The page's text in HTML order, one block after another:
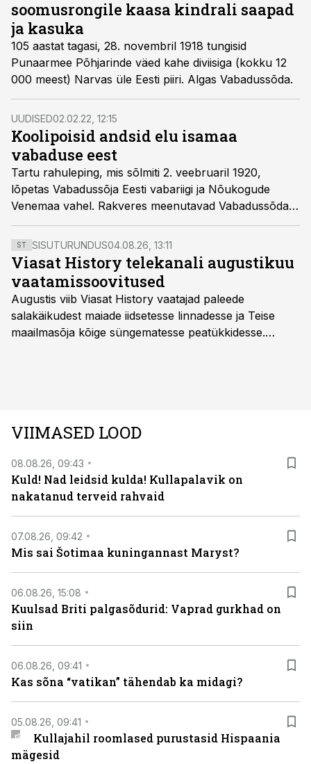
soomusrongile kaasa kindrali saapad
ja kasuka
105 aastat tagasi, 28. novembril 1918 tungisid
Punaarmee Põhjarinde väed kahe diviisiga (kokku 12
000 meest) Narvas üle Eesti piiri. Algas Vabadussõda.
UUDISED02.02.22, 12:15
Koolipoisid andsid elu isamaa
vabaduse eest
Tartu rahuleping, mis sõlmiti 2. veebruaril 1920,
lõpetas Vabadussõja Eesti vabariigi ja Nõukogude
Venemaa vahel. Rakveres meenutavad Vabadussõda
Amandus Adamsoni loodud mälestussammas (õigemini
küll selle koopia) Ausambamäel ja pisut vähem tuntud
mälestustahvel sõjas langenud koolipoistele Rakvere
gümnaasiumis. Ja loomulikult langenute hauad
kalmistutel.
ST SISUTURUNDUS04.08.26, 13:11
Viasat History telekanali augustikuu
vaatamissoovitused
Augustis viib Viasat History vaatajad paleede
salakäikudest maiade iidsetesse linnadesse ja Teise
maailmasõja kõige süngematesse peatükkidesse.
viasathistory.eu/ee
VIIMASED LOOD
08.08.26, 09:43
Kuld! Nad leidsid kulda! Kullapalavik on
nakatanud terveid rahvaid
07.08.26, 09:42
Mis sai Šotimaa kuningannast Maryst?
06.08.26, 15:08
Kuulsad Briti palgasõdurid: Vaprad gurkhad on
siin
06.08.26, 09:41
Kas sõna “vatikan” tähendab ka midagi?
05.08.26, 09:41
Kullajahil roomlased purustasid Hispaania
mägesid